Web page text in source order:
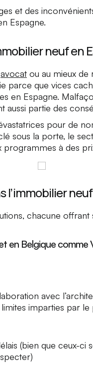
et des
Espagne.
neuf en
avocat ou au mieux de
parce que vices
en Espagne.
aussi partie des
pour de
sous la porte, le
à des
l’immobilier
chacune offrant
en Belgique comme
avec
imparties par
(bien que ceux-ci